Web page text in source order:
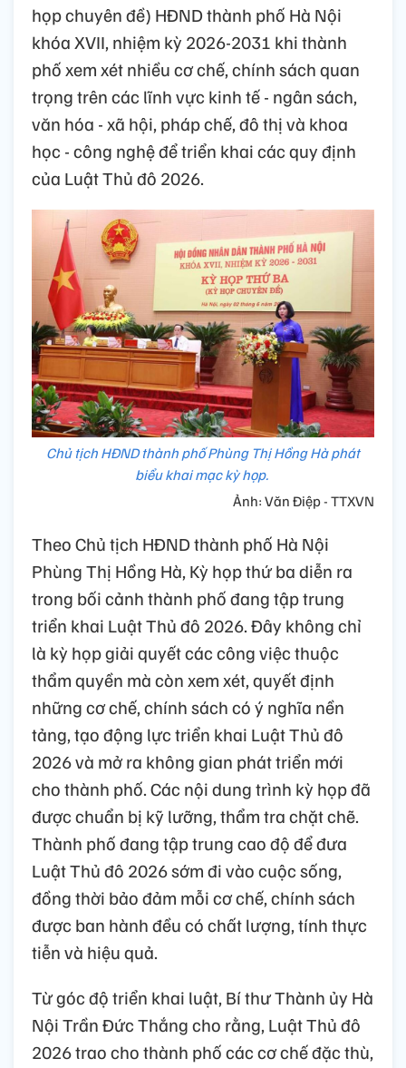
họp chuyên đề) HĐND thành phố Hà Nội
khóa XVII, nhiệm kỳ 2026-2031 khi thành
phố xem xét nhiều cơ chế, chính sách quan
trọng trên các lĩnh vực kinh tế - ngân sách,
văn hóa - xã hội, pháp chế, đô thị và khoa
học - công nghệ để triển khai các quy định
của Luật Thủ đô 2026.
Chủ tịch HĐND thành phố Phùng Thị Hồng Hà phát
biểu khai mạc kỳ họp.
Ảnh: Văn Điệp - TTXVN
Theo Chủ tịch HĐND thành phố Hà Nội
Phùng Thị Hồng Hà, Kỳ họp thứ ba diễn ra
trong bối cảnh thành phố đang tập trung
triển khai Luật Thủ đô 2026. Đây không chỉ
là kỳ họp giải quyết các công việc thuộc
thẩm quyền mà còn xem xét, quyết định
những cơ chế, chính sách có ý nghĩa nền
tảng, tạo động lực triển khai Luật Thủ đô
2026 và mở ra không gian phát triển mới
cho thành phố. Các nội dung trình kỳ họp đã
được chuẩn bị kỹ lưỡng, thẩm tra chặt chẽ.
Thành phố đang tập trung cao độ để đưa
Luật Thủ đô 2026 sớm đi vào cuộc sống,
đồng thời bảo đảm mỗi cơ chế, chính sách
được ban hành đều có chất lượng, tính thực
tiễn và hiệu quả.
Từ góc độ triển khai luật, Bí thư Thành ủy Hà
Nội Trần Đức Thắng cho rằng, Luật Thủ đô
2026 trao cho thành phố các cơ chế đặc thù,